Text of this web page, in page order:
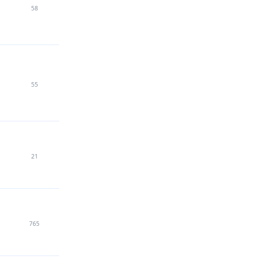
58
55
21
765